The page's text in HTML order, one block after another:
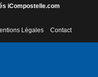
iCompostelle.com
Légales Contact